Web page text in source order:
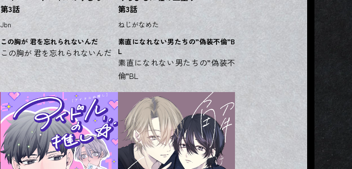
第3話
Jbn
この胸が 君を忘れられないんだ
この胸が 君を忘れられないんだ
第3話
ねじがなめた
素直になれない男たちの”偽装不倫”B
L
素直になれない男たちの”偽装不
倫”BL